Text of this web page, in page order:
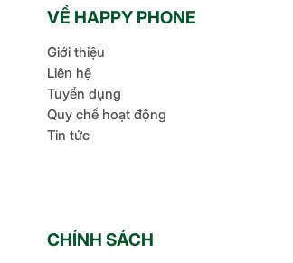
VỀ HAPPY PHONE
Giới thiệu
Liên hệ
Tuyển dụng
Quy chế hoạt động
Tin tức
CHÍNH SÁCH